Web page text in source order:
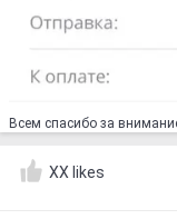
Всем спасибо за
XX likes